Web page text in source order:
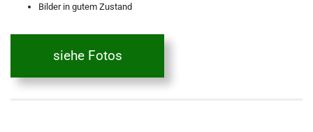
Bilder in gutem Zustand
siehe Fotos